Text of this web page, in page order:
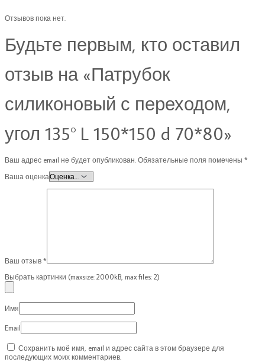
Отзывов пока нет.
Будьте первым, кто оставил
отзыв на «Патрубок
силиконовый с переходом,
угол 135° L 150*150 d 70*80»
Ваш адрес email не будет опубликован. Обязательные поля помечены *
Ваша оценка
Ваш отзыв *
Выбрать картинки (maxsize: 2000kB, max files: 2)
Имя
Email
Сохранить моё имя, email и адрес сайта в этом браузере для
последующих моих комментариев.